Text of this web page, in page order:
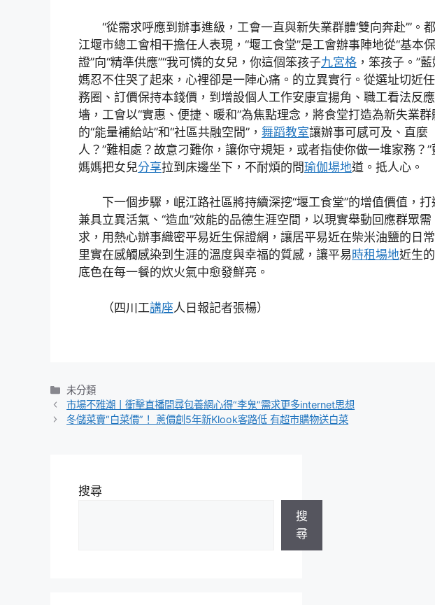
“從需求呼應到辦事進級，工會一直與新失業群體‘雙向奔赴’”。都
江堰市總工會相干擔任人表現，“堰工食堂”是工會辦事陣地從“基本保
證”向“精準供應”“我可憐的女兒，你這個笨孩子九宮格 ，笨孩子。”藍
媽忍不住哭了起來，心裡卻是一陣心痛。的立異實行。從選址切近任
務圈、訂價保持本錢價，到增設個人工作安康宣揚角、職工看法反應
墻，工會以“實惠、便捷、暖和”為焦點理念，將食堂打造為新失業群
的“能量補給站”和“社區共融空間”， 舞蹈教室讓辦事可感可及、直麼
人？”難相處？故意刁難你，讓你守規矩，或者指使你做一堆家務？”
媽媽把女兒分享拉到床邊坐下，不耐煩的問瑜伽場地道。抵人心。
下一個步驟，岷江路社區將持續深挖“堰工食堂”的增值價值，打
兼具立異活氣、“造血”效能的品德生涯空間，以現實舉動回應群眾需
求，用熱心辦事織密平易近生保證網，讓居平易近在柴米油鹽的日常
里實在感觸感染到生涯的溫度與幸福的質感，讓平易時租場地近生的
底色在每一餐的炊火氣中愈發鮮亮。
（四川工講座人日報記者張楊）
分
類
未分類
市場不雅潮丨衝擊直播間尋包養網心得“李鬼”需求更多internet思想
冬儲菜賣“白菜價”！ 蔥價創5年新Klook客路低 有超市購物送白菜
搜尋
搜
尋